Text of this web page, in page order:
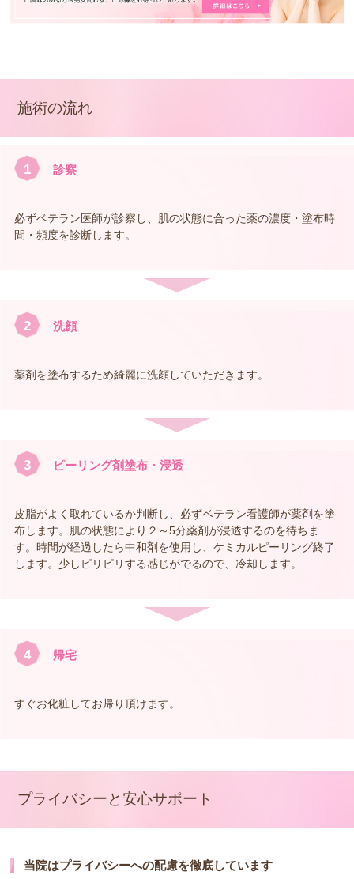
施術の流れ
1 診察
必ずベテラン医師が診察し、肌の状態に合った薬の濃度・塗布時
間・頻度を診断します。
2 洗顔
薬剤を塗布するため綺麗に洗顔していただきます。
3 ピーリング剤塗布・浸透
皮脂がよく取れているか判断し、必ずベテラン看護師が薬剤を塗
布します。肌の状態により２～5分薬剤が浸透するのを待ちま
す。時間が経過したら中和剤を使用し、ケミカルピーリング終了
します。少しピリピリする感じがでるので、冷却します。
4 帰宅
すぐお化粧してお帰り頂けます。
プライバシーと安心サポート
当院はプライバシーへの配慮を徹底しています